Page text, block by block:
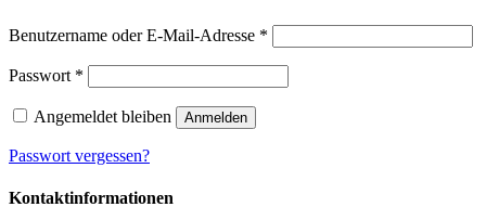
Benutzername oder E-Mail-Adresse *
Passwort *
Angemeldet bleiben Anmelden
Passwort vergessen?
Kontaktinformationen